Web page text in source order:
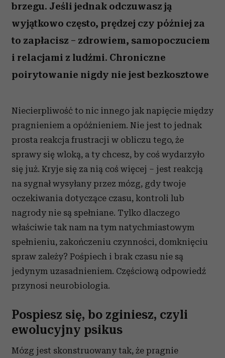
brzegu. Jeśli jednak odczuwasz ją
wyjątkowo często, prędzej czy później za
to zapłacisz – zdrowiem, samopoczuciem
i relacjami z ludźmi. Chroniczne
poirytowanie nigdy nie jest bezkosztowe
Niecierpliwość to nic innego jak napięcie między
pragnieniem a opóźnieniem. Nie jest to jednak
prosta reakcja frustracji w obliczu tego, że
sprawy się wloką, a ty chcesz, by coś wydarzyło
się już. Kryje się za nią coś więcej – jest reakcją
na sygnał wysyłany przez mózg, gdy twoje
oczekiwania dotyczące czasu, kontroli lub
nagrody nie są spełniane. Tylko dlaczego
właściwie tak nam na tym natychmiastowym
spełnieniu, zakończeniu czynności, domknięciu
spraw zależy? Pośpiech i brak czasu nie są
jedynym uzasadnieniem. Częściową odpowiedź
przynosi neurobiologia.
Pospiesz się, bo zginiesz, czyli
ewolucyjny psikus
Mózg jest skonstruowany tak, że pragnie